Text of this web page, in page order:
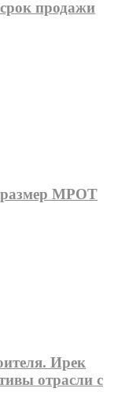
продажи
размер МРОТ
Ирек
отрасли с